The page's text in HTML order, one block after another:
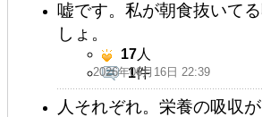
嘘です。私が朝食抜いて
しょ。
2026年06月16日 22:39
17人
1件
人それぞれ。栄養の吸収